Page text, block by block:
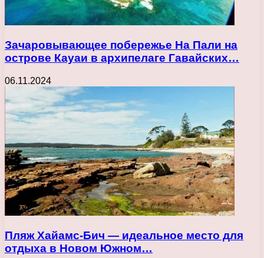
Зачаровывающее побережье На Пали на
острове Кауаи в архипелаге Гавайских…
06.11.2024
Пляж Хайамс-Бич — идеальное место для
отдыха в Новом Южном…